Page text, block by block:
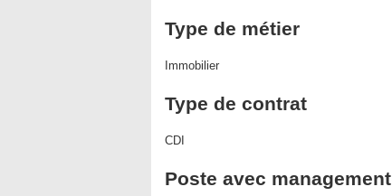
Type de métier
Immobilier
Type de contrat
CDI
Poste avec management